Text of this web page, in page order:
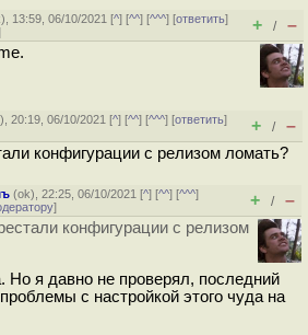
), 13:59, 06/10/2021 [^] [^^] [^^^] [ответить]
+ / –
), 20:19, 06/10/2021 [^] [^^] [^^^] [ответить]
+ / –
конфигурации с релизом ломать?
(ok), 22:25, 06/10/2021 [^] [^^] [^^^]
] + / –
конфигурации с релизом
Но я давно не проверял, последний
с настройкой этого чуда на